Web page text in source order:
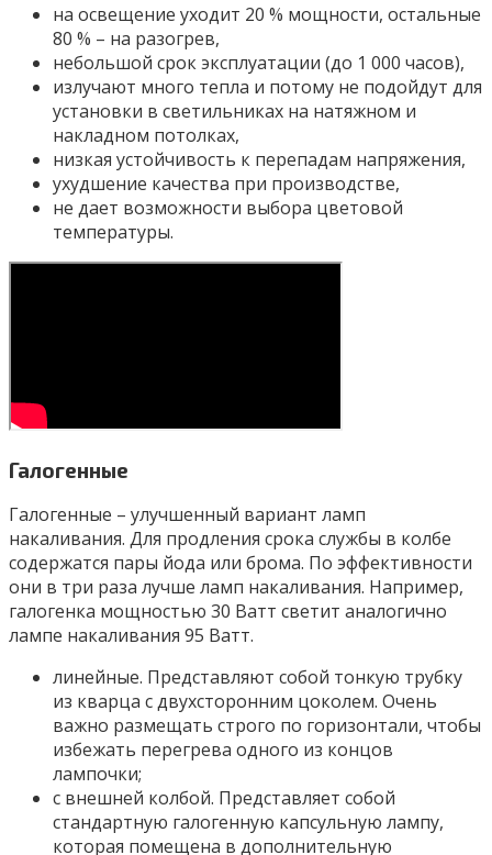
на освещение уходит 20 % мощности, остальные
80 % – на разогрев,
небольшой срок эксплуатации (до 1 000 часов),
излучают много тепла и потому не подойдут для
установки в светильниках на натяжном и
накладном потолках,
низкая устойчивость к перепадам напряжения,
ухудшение качества при производстве,
не дает возможности выбора цветовой
температуры.
Галогенные
Галогенные – улучшенный вариант ламп
накаливания. Для продления срока службы в колбе
содержатся пары йода или брома. По эффективности
они в три раза лучше ламп накаливания. Например,
галогенка мощностью 30 Ватт светит аналогично
лампе накаливания 95 Ватт.
линейные. Представляют собой тонкую трубку
из кварца с двухсторонним цоколем. Очень
важно размещать строго по горизонтали, чтобы
избежать перегрева одного из концов
лампочки;
с внешней колбой. Представляет собой
стандартную галогенную капсульную лампу,
которая помещена в дополнительную